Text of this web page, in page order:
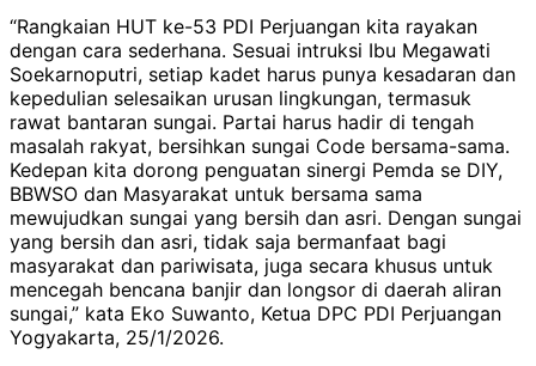
“Rangkaian HUT ke-53 PDI Perjuangan kita rayakan
dengan cara sederhana. Sesuai intruksi Ibu Megawati
Soekarnoputri, setiap kadet harus punya kesadaran dan
kepedulian selesaikan urusan lingkungan, termasuk
rawat bantaran sungai. Partai harus hadir di tengah
masalah rakyat, bersihkan sungai Code bersama-sama.
Kedepan kita dorong penguatan sinergi Pemda se DIY,
BBWSO dan Masyarakat untuk bersama sama
mewujudkan sungai yang bersih dan asri. Dengan sungai
yang bersih dan asri, tidak saja bermanfaat bagi
masyarakat dan pariwisata, juga secara khusus untuk
mencegah bencana banjir dan longsor di daerah aliran
sungai,” kata Eko Suwanto, Ketua DPC PDI Perjuangan
Yogyakarta, 25/1/2026.